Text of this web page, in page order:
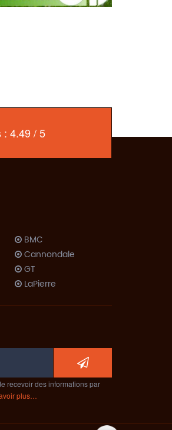
: 4.49 / 5
BMC
Cannondale
GT
LaPierre
Specialized
Trek
recevoir des informations par
plus…